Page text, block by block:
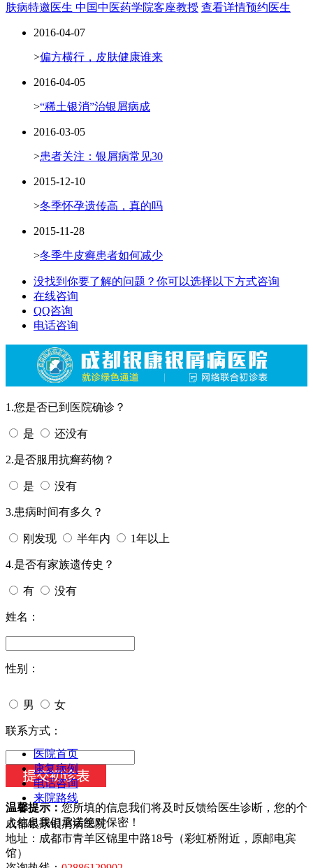
肤病特邀医生 中国中医药学院客座教授 查看详情预约医生
2016-04-07
>偏方横行，皮肤健康谁来
2016-04-05
>“稀土银消”治银屑病成
2016-03-05
>患者关注：银屑病常见30
2015-12-10
>冬季怀孕遗传高，真的吗
2015-11-28
>冬季牛皮癣患者如何减少
没找到你要了解的问题？你可以选择以下方式咨询
在线咨询
QQ咨询
电话咨询
1.您是否已到医院确诊？
是 还没有
2.是否服用抗癣药物？
是 没有
3.患病时间有多久？
刚发现 半年内 1年以上
4.是否有家族遗传史？
有 没有
姓名：
性别：
男 女
今天日期：
联系方式：
温馨提示： 您所填的信息我们将及时反馈给医生诊断，您的个
人信息我们承诺绝对保密！
医院首页
康复病例
电话咨询
来院路线
成都银康银屑病医院
地址：成都市青羊区锦里中路18号（彩虹桥附近，原邮电宾
馆）